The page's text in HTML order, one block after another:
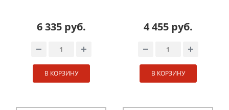
6 335 руб.
В КОРЗИНУ
4 455 руб.
В КОРЗИНУ